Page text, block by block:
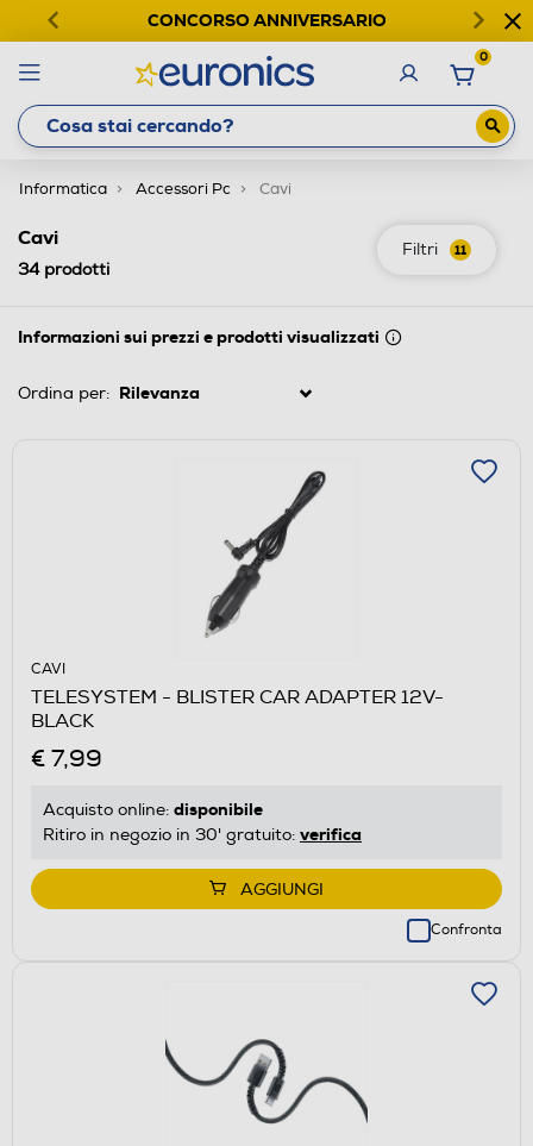
CONCORSO ANNIVERSARIO
0
Informatica Accessori Pc Cavi
Filtri 11
Cavi
34prodotti
Informazioni sui prezzi e prodotti visualizzati
Ordina per:
CAVI
TELESYSTEM - BLISTER CAR ADAPTER 12V-
BLACK
€ 7,99
Acquisto online: disponibile
Ritiro in negozio in 30' gratuito: verifica
AGGIUNGI
Confronta